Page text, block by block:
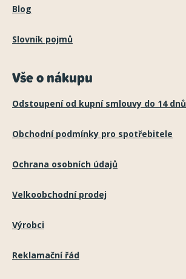
Blog
Slovník pojmů
Vše o nákupu
Odstoupení od kupní smlouvy do 14 dnů
Obchodní podmínky pro spotřebitele
Ochrana osobních údajů
Velkoobchodní prodej
Výrobci
Reklamační řád